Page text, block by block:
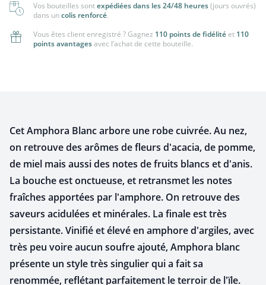
Vos bouteilles sontexpédiées dans les 24/48 heures(jours ouvrés)
dans uncolis renforcé.
Vous êtes client enregistré ? Gagnez 110 points de fidélité et 110
points avantagesavec l’achat de cette bouteille.
Cet Amphora Blanc arbore une robe cuivrée. Au nez,
on retrouve des arômes de fleurs d'acacia, de pomme,
de miel mais aussi des notes de fruits blancs et d'anis.
La bouche est onctueuse, et retransmet les notes
fraîches apportées par l'amphore. On retrouve des
saveurs acidulées et minérales. La finale est très
persistante. Vinifié et élevé en amphore d'argiles, avec
très peu voire aucun soufre ajouté, Amphora blanc
présente un style très singulier qui a fait sa
renommée, reflétant parfaitement le terroir de l'ïle.